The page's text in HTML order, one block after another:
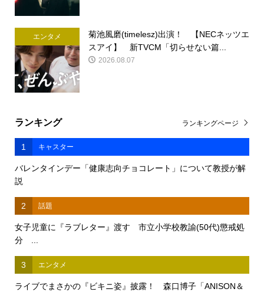
エンタメ
菊池風磨(timelesz)出演！ 【NECネッツエ
スアイ】 新TVCM「切らせない篇...
2026.08.07
ランキング
1 キャスター
バレンタインデー「健康志向チョコレート」について教授が解
説
2 話題
女子児童に『ラブレター』渡す 市立小学校教諭(50代)懲戒処
分 ...
3 エンタメ
ライブでまさかの『ビキニ姿』披露！ 森口博子「ANISON＆
ランキングページ